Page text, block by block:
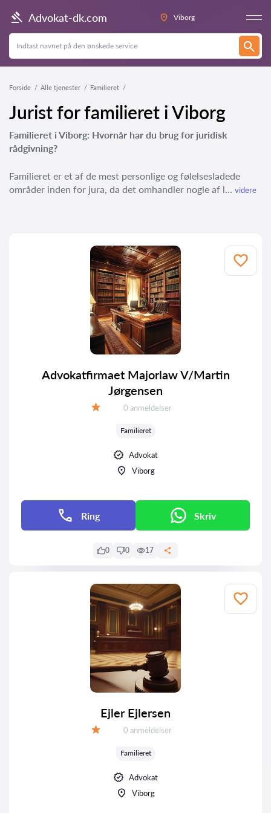
Advokat-dk.com Viborg
Forside Alle tjenester Familieret
Jurist for familieret i Viborg
Familieret i Viborg: Hvornår har du brug for juridisk
rådgivning?
Familieret er et af de mest personlige og følelsesladede
områder inden for jura, da det omhandler nogle af l... videre
Advokatfirmaet Majorlaw V/Martin
Jørgensen
Anmeldelser:
0 anmeldelser
Familieret
Advokat
Viborg
Ring Skriv
0 0 17
Ejler Ejlersen
Anmeldelser:
0 anmeldelser
Familieret
Advokat
Viborg